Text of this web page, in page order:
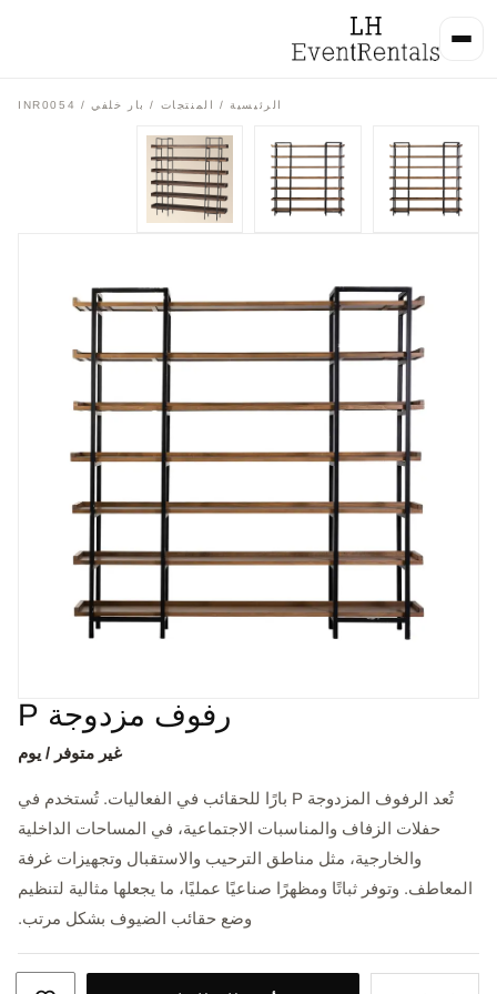
الرئيسية/ المنتجات / بار خلفي/ INR0054
رفوف مزدوجة P
غير متوفر / يوم
تُعد الرفوف المزدوجة P بارًا للحقائب في الفعاليات. تُستخدم في
حفلات الزفاف والمناسبات الاجتماعية، في المساحات الداخلية
والخارجية، مثل مناطق الترحيب والاستقبال وتجهيزات غرفة
المعاطف. وتوفر ثباتًا ومظهرًا صناعيًا عمليًا، ما يجعلها مثالية لتنظيم
وضع حقائب الضيوف بشكل مرتب.